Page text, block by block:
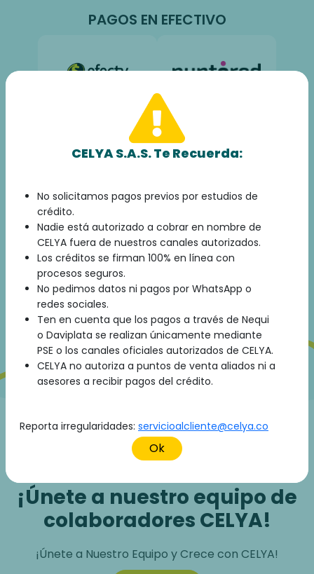
PAGOS EN EFECTIVO
Referencia Pago:
Número de cédula
Referencia Pago:
Número de cédula
Convenio:CELYA
S.A.S
Referencia Pago:
Número de cédula
Paga Aquí
S.A.S
Referencia Pago:
Número de cédula
Paga Aquí
¡Únete a nuestro equipo de
colaboradores CELYA!
¡Únete a Nuestro Equipo y Crece con CELYA!
CELYA S.A.S. Te Recuerda:
No solicitamos pagos previos por estudios de
crédito.
Nadie está autorizado a cobrar en nombre de
CELYA fuera de nuestros canales autorizados.
Los créditos se firman 100% en línea con
procesos seguros.
No pedimos datos ni pagos por WhatsApp o
redes sociales.
Ten en cuenta que los pagos a través de Nequi
o Daviplata se realizan únicamente mediante
PSE o los canales oficiales autorizados de CELYA.
CELYA no autoriza a puntos de venta aliados ni a
asesores a recibir pagos del crédito.
Reporta irregularidades: servicioalcliente@celya.co
Ok